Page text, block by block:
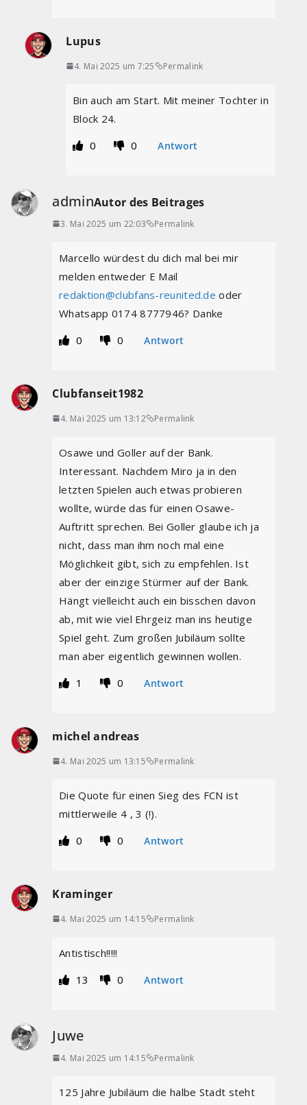
Lupus
4. Mai 2025 um 7:25 Permalink
Bin auch am Start. Mit meiner Tochter in
Block 24.
0
0 Antwort
adminAutor des Beitrages
3. Mai 2025 um 22:03 Permalink
Marcello würdest du dich mal bei mir
melden entweder E Mail
redaktion@clubfans-reunited.de oder
Whatsapp 0174 8777946? Danke
0
0 Antwort
Clubfanseit1982
4. Mai 2025 um 13:12 Permalink
Osawe und Goller auf der Bank.
Interessant. Nachdem Miro ja in den
letzten Spielen auch etwas probieren
wollte, würde das für einen Osawe-
Auftritt sprechen. Bei Goller glaube ich ja
nicht, dass man ihm noch mal eine
Möglichkeit gibt, sich zu empfehlen. Ist
aber der einzige Stürmer auf der Bank.
Hängt vielleicht auch ein bisschen davon
ab, mit wie viel Ehrgeiz man ins heutige
Spiel geht. Zum großen Jubiläum sollte
man aber eigentlich gewinnen wollen.
1
0 Antwort
michel andreas
4. Mai 2025 um 13:15 Permalink
Die Quote für einen Sieg des FCN ist
mittlerweile 4 , 3 (!).
0
0 Antwort
Kraminger
4. Mai 2025 um 14:15 Permalink
Antistisch!!!!!
13
0 Antwort
Juwe
4. Mai 2025 um 14:15 Permalink
125 Jahre Jubiläum die halbe Stadt steht